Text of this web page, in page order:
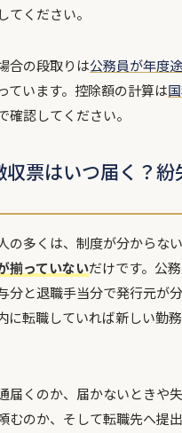
てください。
合の段取りは公務員が年度
ています。控除額の計算は
確認してください。
票はいつ届く？紛
の多くは、制度が分からな
揃っていないだけです。公
分と退職手当分で発行元が
に転職していれば新しい勤
届くのか、届かないときや
むのか、そして転職先へ提